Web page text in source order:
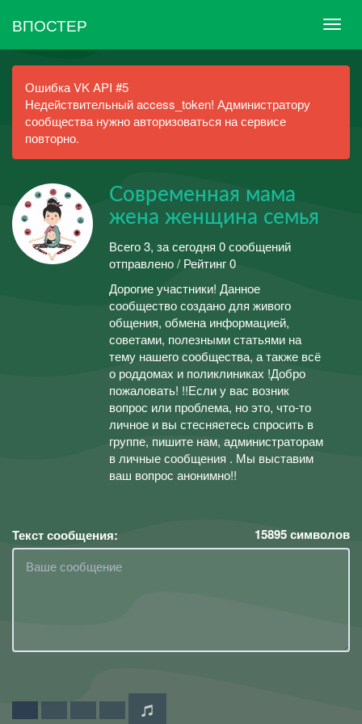
ВПОСТЕР
Ошибка VK API #5
Недействительный access_token! Администратору
сообщества нужно авторизоваться на сервисе
повторно.
Современная мама
жена женщина семья
Всего 3, за сегодня 0 сообщений
отправлено / Рейтинг 0
Дорогие участники! Данное
сообщество создано для живого
общения, обмена информацией,
советами, полезными статьями на
тему нашего сообщества, а также всё
о роддомах и поликлиниках !Добро
пожаловать! !!Если у вас возник
вопрос или проблема, но это, что-то
личное и вы стесняетесь спросить в
группе, пишите нам, администраторам
в личные сообщения . Мы выставим
ваш вопрос анонимно!!
Текст сообщения: 15895символов